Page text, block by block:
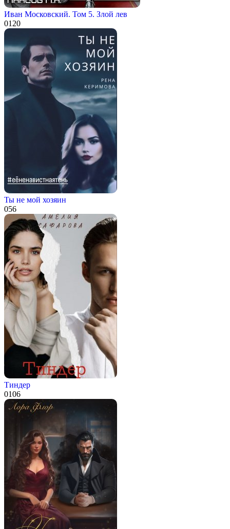
Иван Московский. Том 5. Злой лев
0120
Ты не мой хозяин
056
Тиндер
0106